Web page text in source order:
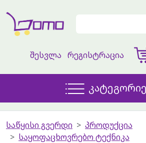
შესვლა რეგისტრაცია
საწყისი გვერდი
პროდუქცია
საყოფაცხოვრებო ტექნიკა